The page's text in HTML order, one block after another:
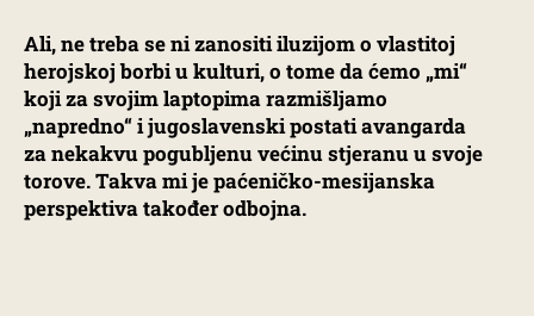
Ali, ne treba se ni zanositi iluzijom o vlastitoj
herojskoj borbi u kulturi, o tome da ćemo „mi“
koji za svojim laptopima razmišljamo
„napredno“ i jugoslavenski postati avangarda
za nekakvu pogubljenu većinu stjeranu u svoje
torove. Takva mi je paćeničko-mesijanska
perspektiva također odbojna.